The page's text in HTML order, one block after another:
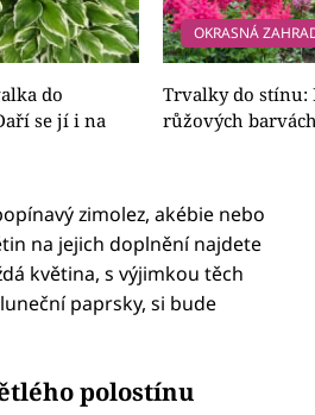
do
se jí i na
OKRASNÁ
Trvalky do stínu:
růžových
zimolez, akébie nebo
na jejich doplnění najdete
květina, s výjimkou těch
paprsky, si bude
polostínu